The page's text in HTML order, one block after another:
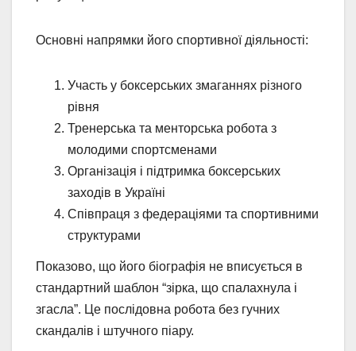
Основні напрямки його спортивної діяльності:
Участь у боксерських змаганнях різного
рівня
Тренерська та менторська робота з
молодими спортсменами
Організація і підтримка боксерських
заходів в Україні
Співпраця з федераціями та спортивними
структурами
Показово, що його біографія не вписується в
стандартний шаблон “зірка, що спалахнула і
згасла”. Це послідовна робота без гучних
скандалів і штучного піару.